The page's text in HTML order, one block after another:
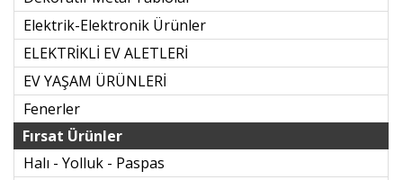
Elektrik-Elektronik Ürünler
ELEKTRİKLİ EV ALETLERİ
EV YAŞAM ÜRÜNLERİ
Fenerler
Fırsat Ürünler
Halı - Yolluk - Paspas